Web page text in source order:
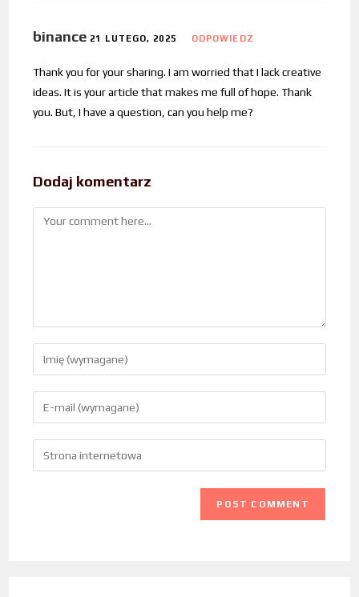
binance 21 LUTEGO, 2025 ODPOWIEDZ
Thank you for your sharing. I am worried that I lack creative
ideas. It is your article that makes me full of hope. Thank
you. But, I have a question, can you help me?
Dodaj komentarz